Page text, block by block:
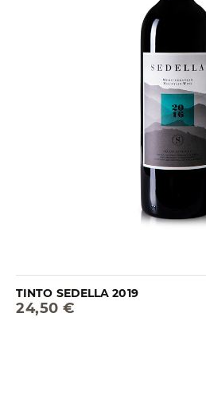
TINTO SEDELLA 2019
24,50 €